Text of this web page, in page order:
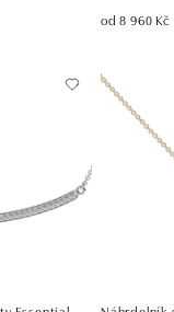
od 8 960 Kč